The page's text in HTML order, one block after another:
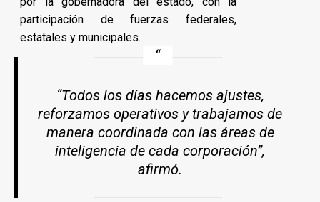
participación de fuerzas federales,
estatales y municipales.
“Todos los días hacemos ajustes,
reforzamos operativos y trabajamos de
manera coordinada con las áreas de
inteligencia de cada corporación”,
afirmó.